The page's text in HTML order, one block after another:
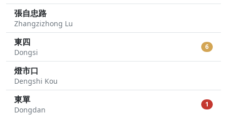
張自忠路
Zhangzizhong Lu
東四
Dongsi
6
燈市口
Dengshi Kou
東單
Dongdan
1